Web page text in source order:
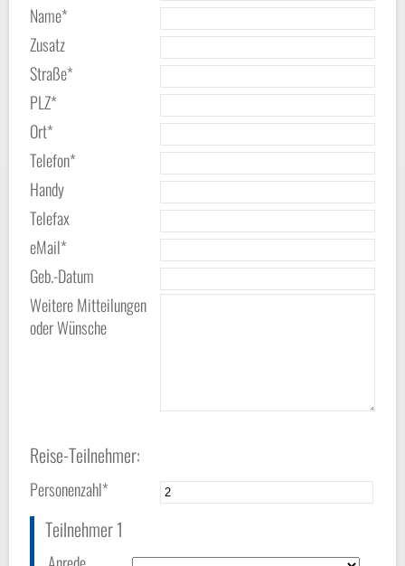
Name*
Zusatz
Straße*
PLZ*
Ort*
Telefon*
Handy
Telefax
eMail*
Geb.-Datum
Weitere Mitteilungen
oder Wünsche
Reise-Teilnehmer:
Personenzahl*
Teilnehmer 1